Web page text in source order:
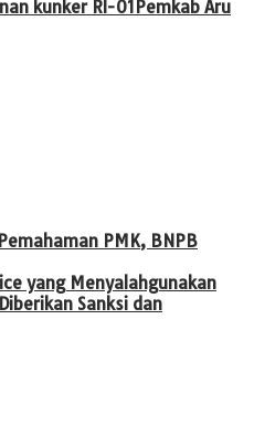
kunker RI-01Pemkab Aru
PMK, BNPB
yang Menyalahgunakan
Sanksi dan